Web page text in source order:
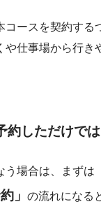
コースを契約する
や仕事場から行き
約しただけで
う場合は、まずは
」 の流れになる